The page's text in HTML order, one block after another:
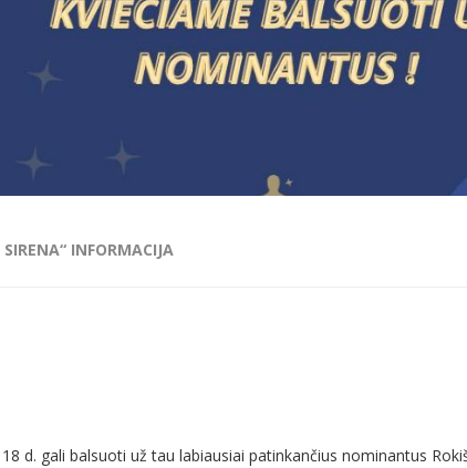
SIRENA“ INFORMACIJA
d. gali balsuoti už tau labiausiai patinkančius nominantus